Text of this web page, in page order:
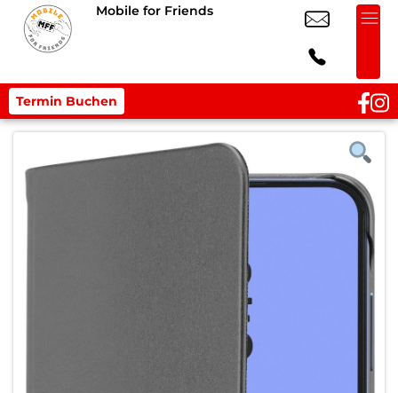
Mobile for Friends
Termin Buchen